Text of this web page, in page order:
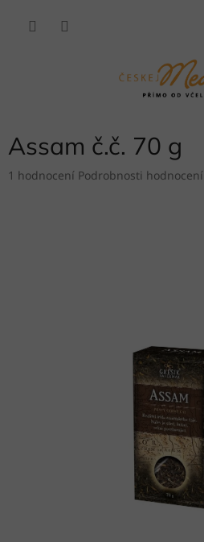
Assam č.č. 70 g
Průměrné
1 hodnocení Podrobnosti hodnocení